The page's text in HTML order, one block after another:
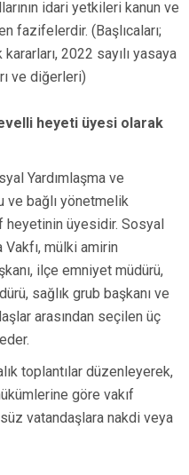
idari yetkileri kanun ve
fazifelerdir. (Başlıcaları;
2022 sayılı yasaya
ve diğerleri)
heyeti üyesi olarak
Yardımlaşma ve
ve bağlı yönetmelik
heyetinin üyesidir. Sosyal
Vakfı, mülki amirin
ilçe emniyet müdürü,
sağlık grub başkanı ve
arasından seçilen üç
toplantılar düzenleyerek,
göre vakıf
vatandaşlara nakdi veya